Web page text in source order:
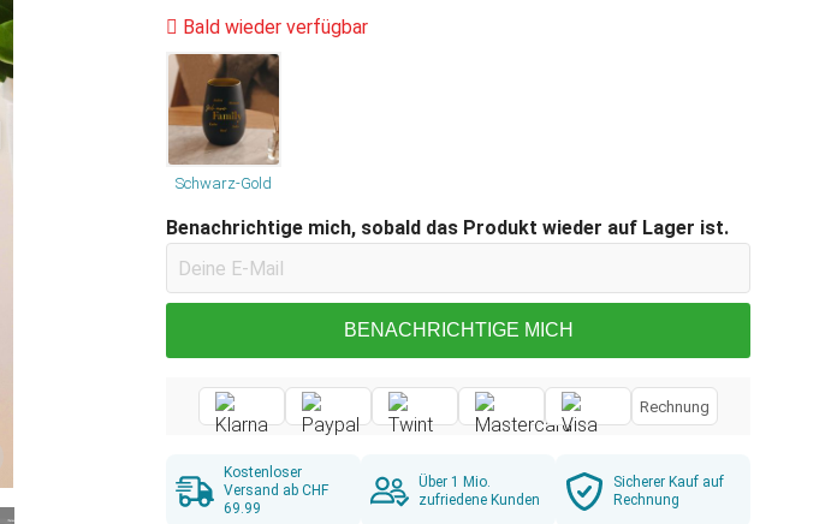
Bald wieder verfügbar
Schwarz-Gold
Benachrichtige mich, sobald das Produkt wieder auf Lager ist.
BENACHRICHTIGE MICH
Rechnung
Kostenloser
Versand ab CHF
69.99
Über 1 Mio.
zufriedene Kunden
Sicherer Kauf auf
Rechnung